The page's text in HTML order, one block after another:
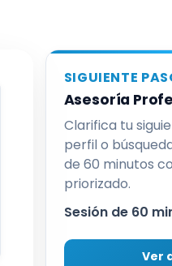
SIGUIENTE
Asesoría
Clarifica tu
perfil o
de 60 minutos
priorizado.
Sesión de 60
Ver